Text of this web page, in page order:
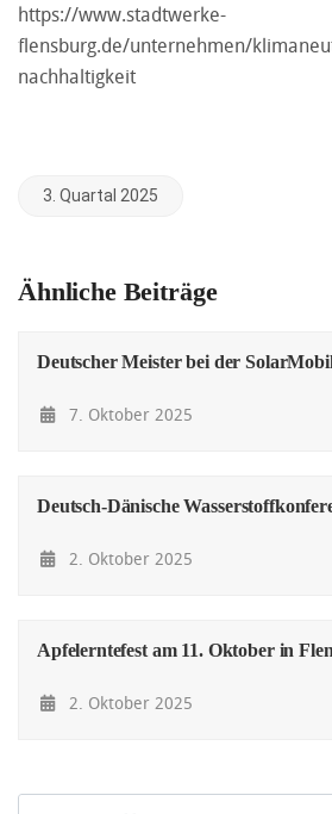
https://www.stadtwerke-
flensburg.de/unternehmen/
nachhaltigkeit
3. Quartal 2025
Ähnliche Beiträge
Deutscher Meister bei der
7. Oktober 2025
Deutsch-Dänische
2. Oktober 2025
Apfelerntefest am 11. Oktober in
2. Oktober 2025